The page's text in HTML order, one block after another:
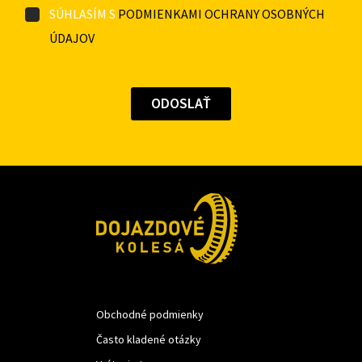
SÚHLASÍM S PODMIENKAMI OCHRANY OSOBNÝCH
ÚDAJOV
Obchodné podmienky
Často kladené otázky